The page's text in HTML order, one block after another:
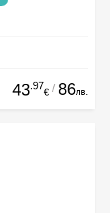
43.97
€ / 86лв.